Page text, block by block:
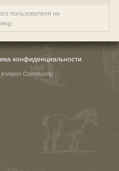
пользователя не
конфиденциальности
Community